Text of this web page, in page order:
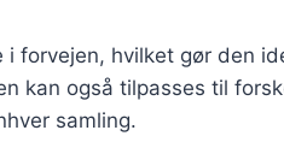
forvejen, hvilket gør den
kan også tilpasses til
samling.